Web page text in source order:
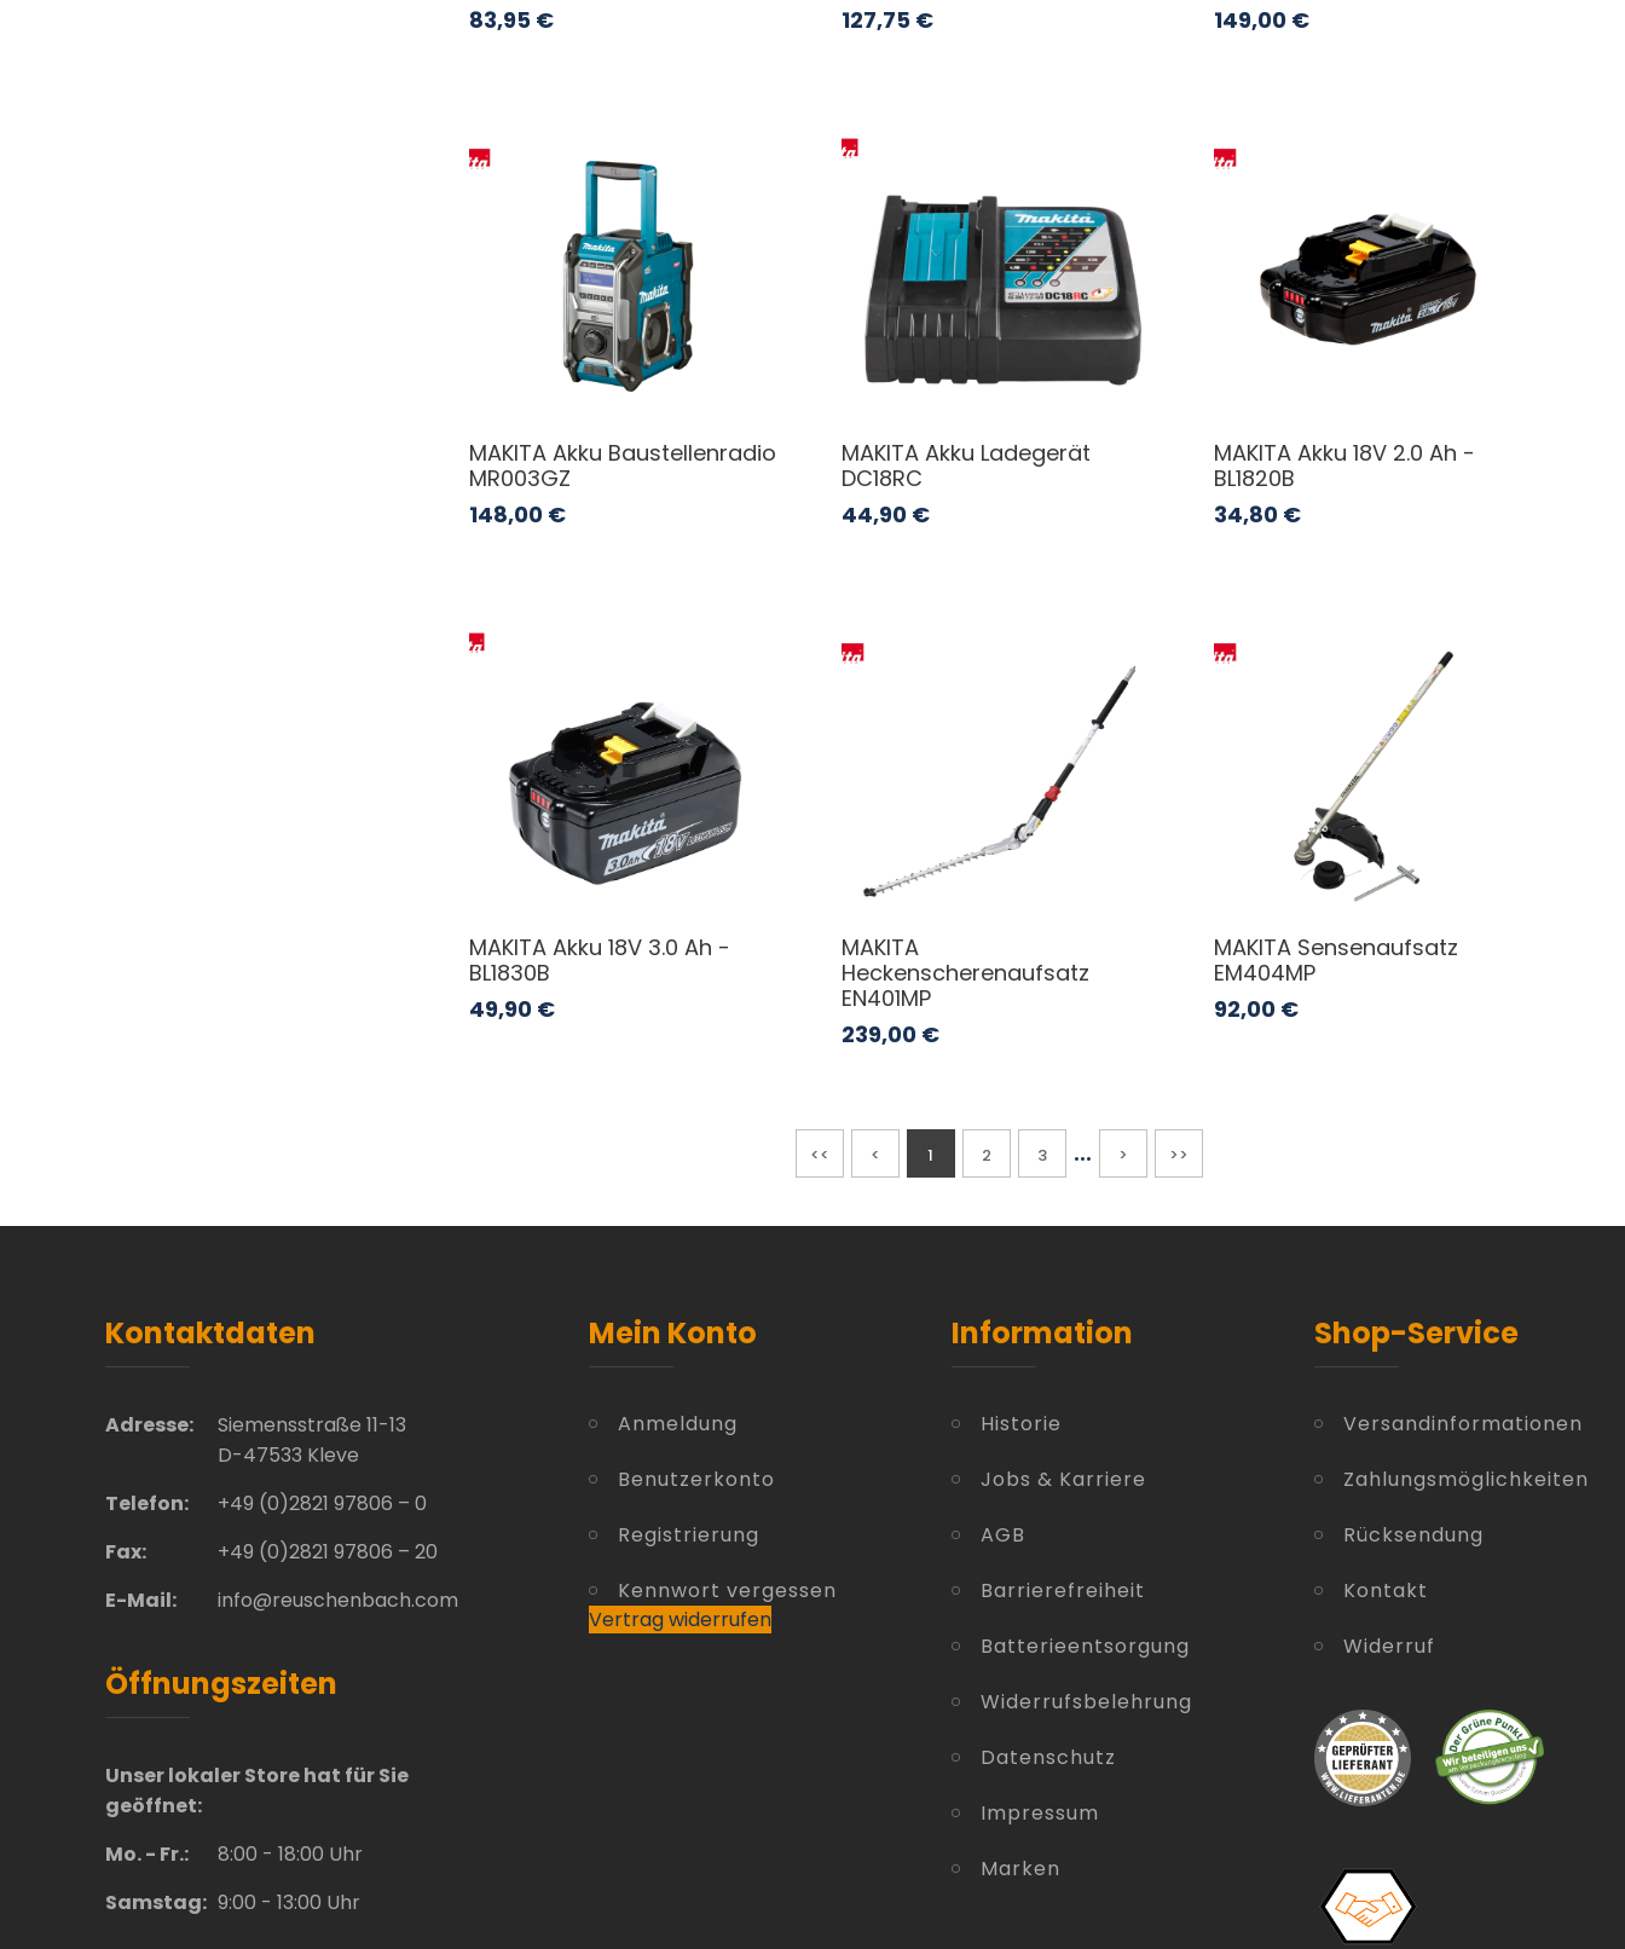
83,95€
127,75€
149,00 €
MAKITA Akku Baustellenradio
MR003GZ
148,00€
MAKITA Akku Ladegerät
DC18RC
44,90€
MAKITA Akku 18V 2.0 Ah -
BL1820B
34,80 €
MAKITA Akku 18V 3.0 Ah -
BL1830B
49,90€
MAKITA
Heckenscherenaufsatz
EN401MP
239,00€
MAKITA Sensenaufsatz
EM404MP
92,00 €
<< < 1 2 3 ... > >>
Kontaktdaten
Adresse:
Siemensstraße 11-13
D-47533 Kleve
Telefon:
+49 (0)2821 97806 – 0
Fax:
+49 (0)2821 97806 – 20
E-Mail:
info@reuschenbach.com
Öffnungszeiten
Unser lokaler Store hat für Sie
geöffnet:
Mo. - Fr.:
8:00 - 18:00 Uhr
Samstag: 9:00 - 13:00 Uhr
Mein Konto
Anmeldung
Benutzerkonto
Registrierung
Kennwort vergessen
Vertrag widerrufen
Information
Historie
Jobs & Karriere
AGB
Barrierefreiheit
Batterieentsorgung
Widerrufsbelehrung
Datenschutz
Impressum
Marken
Shop-Service
Versandinformationen
Zahlungsmöglichkeiten
Rücksendung
Kontakt
Widerruf